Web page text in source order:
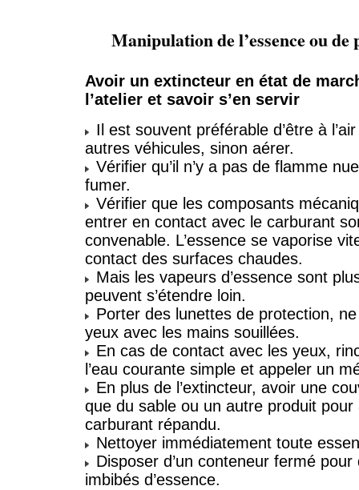
Manipulation de l’essence ou
Avoir un extincteur en état de
l’atelier et savoir s’en servir
Il est souvent préférable d’être à
autres véhicules, sinon aérer.
Vérifier qu’il n’y a pas de flamme
fumer.
Vérifier que les composants
entrer en contact avec le carburant
convenable. L’essence se vaporise
contact des surfaces chaudes.
Mais les vapeurs d’essence sont
peuvent s’étendre loin.
Porter des lunettes de protection,
yeux avec les mains souillées.
En cas de contact avec les yeux,
l’eau courante simple et appeler un
En plus de l’extincteur, avoir une
que du sable ou un autre produit pour
carburant répandu.
Nettoyer immédiatement toute
Disposer d’un conteneur fermé
imbibés d’essence.